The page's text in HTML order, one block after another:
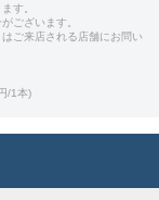
す。
ございます。
ご来店される店舗にお問い
/1本)